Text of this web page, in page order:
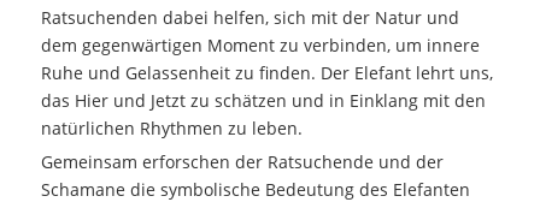
Ratsuchenden dabei helfen, sich mit der Natur und
dem gegenwärtigen Moment zu verbinden, um innere
Ruhe und Gelassenheit zu finden. Der Elefant lehrt uns,
das Hier und Jetzt zu schätzen und in Einklang mit den
natürlichen Rhythmen zu leben.
Gemeinsam erforschen der Ratsuchende und der
Schamane die symbolische Bedeutung des Elefanten